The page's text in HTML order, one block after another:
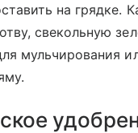
на грядке.
свекольную
мульчирования